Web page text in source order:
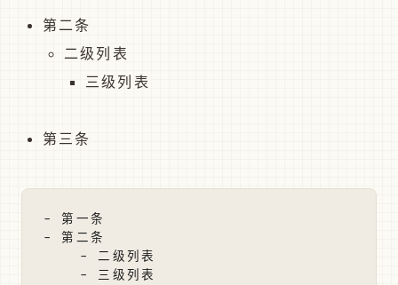
第二条
二级列表
三级列表
第三条
- 第一条
- 第二条
    - 二级列表
    - 三级列表